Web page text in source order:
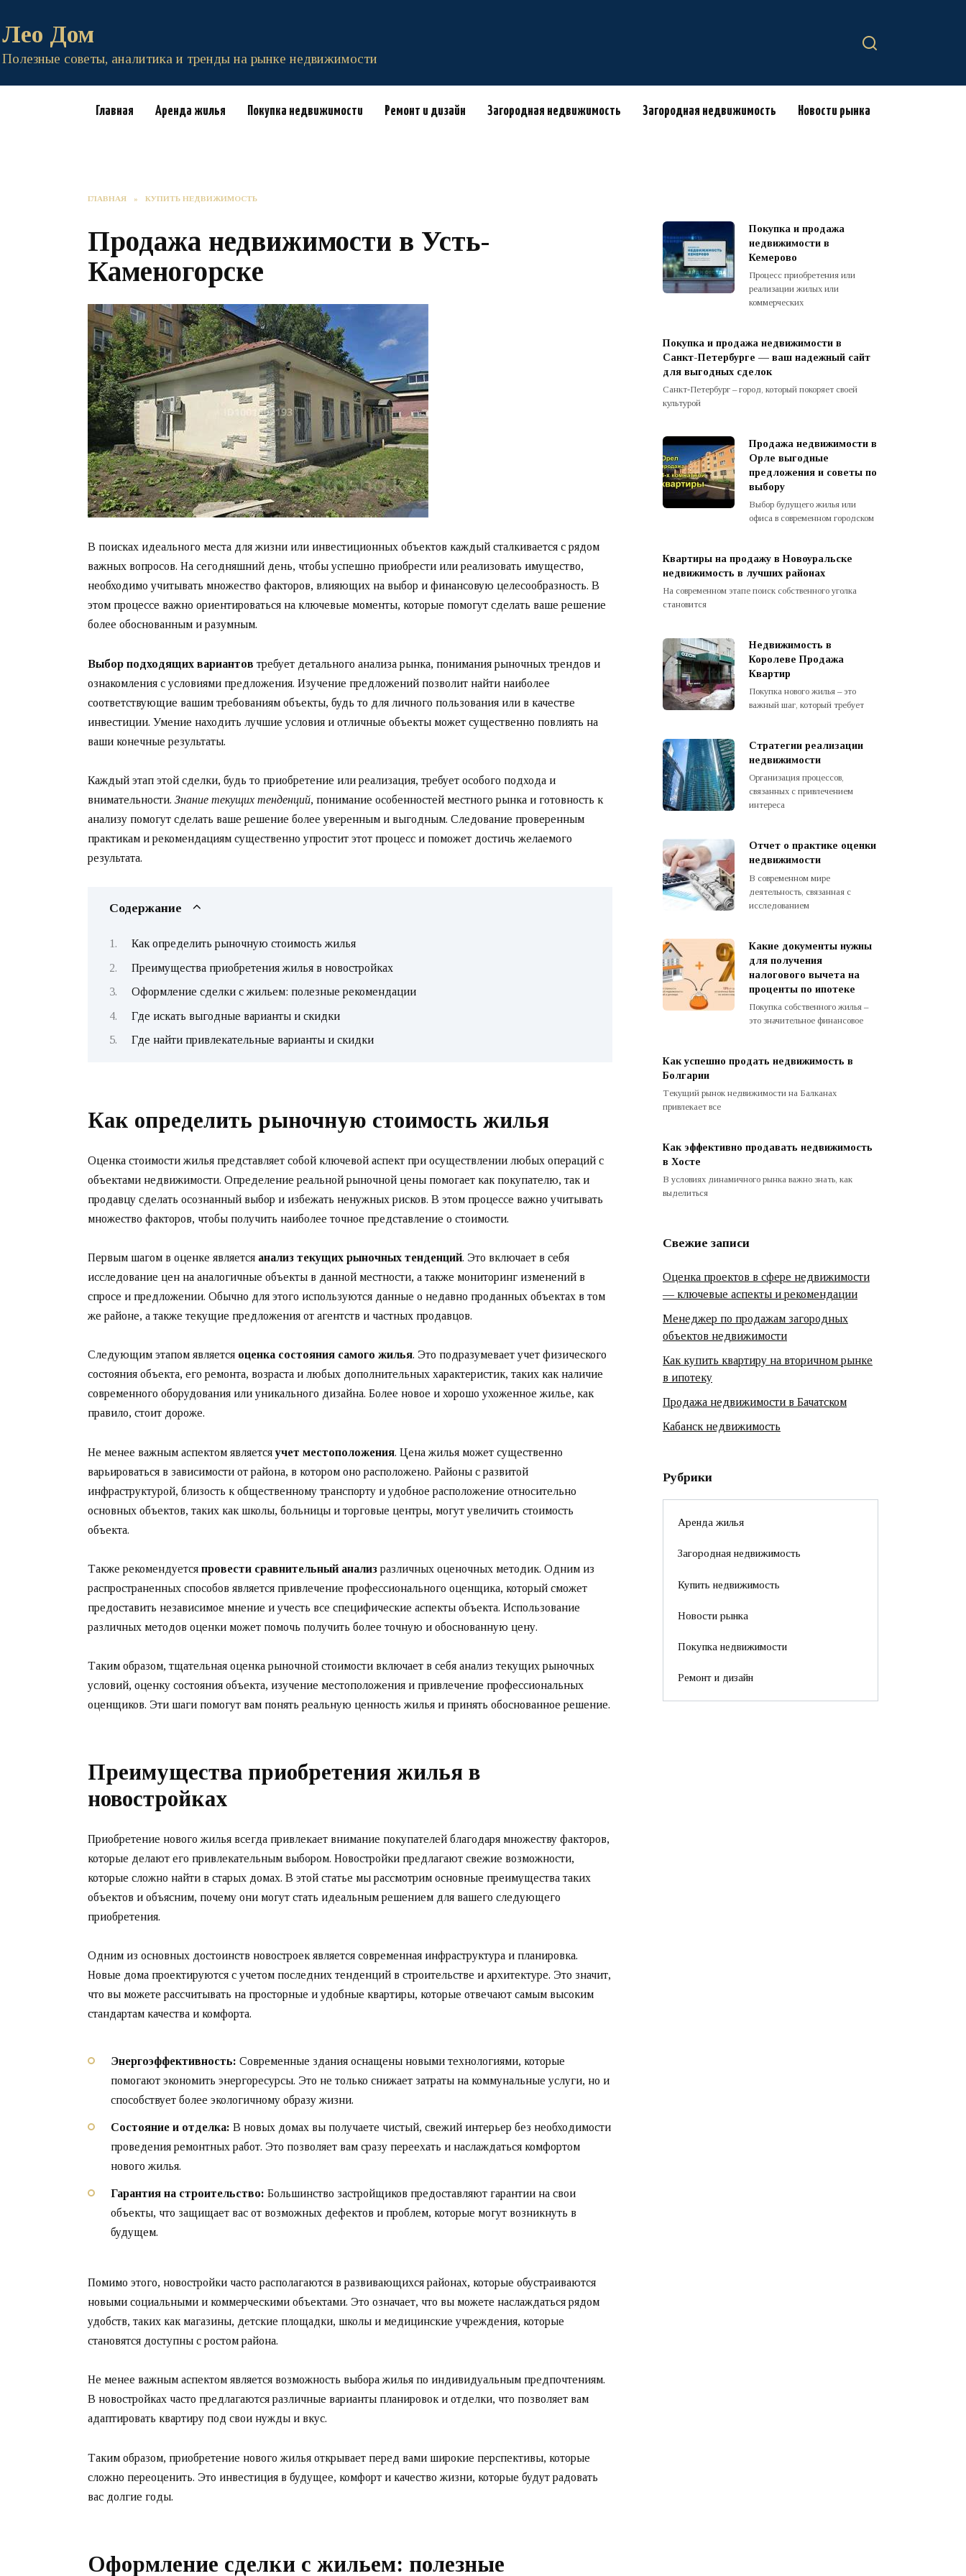
содержанию
Лео Дом
Полезные советы, аналитика и тренды на рынке недвижимости
Главная Аренда жилья Покупка недвижимости Ремонт и дизайн Загородная недвижимость Загородная недвижимость Новости рынка
ГЛАВНАЯ » КУПИТЬ НЕДВИЖИМОСТЬ
Продажа недвижимости в Усть-
Каменогорске
В поисках идеального места для жизни или инвестиционных объектов каждый сталкивается с рядом
важных вопросов. На сегодняшний день, чтобы успешно приобрести или реализовать имущество,
необходимо учитывать множество факторов, влияющих на выбор и финансовую целесообразность. В
этом процессе важно ориентироваться на ключевые моменты, которые помогут сделать ваше решение
более обоснованным и разумным.
Выбор подходящих вариантов требует детального анализа рынка, понимания рыночных трендов и
ознакомления с условиями предложения. Изучение предложений позволит найти наиболее
соответствующие вашим требованиям объекты, будь то для личного пользования или в качестве
инвестиции. Умение находить лучшие условия и отличные объекты может существенно повлиять на
ваши конечные результаты.
Каждый этап этой сделки, будь то приобретение или реализация, требует особого подхода и
внимательности. Знание текущих тенденций, понимание особенностей местного рынка и готовность к
анализу помогут сделать ваше решение более уверенным и выгодным. Следование проверенным
практикам и рекомендациям существенно упростит этот процесс и поможет достичь желаемого
результата.
Содержание
Как определить рыночную стоимость жилья
Преимущества приобретения жилья в новостройках
Оформление сделки с жильем: полезные рекомендации
Где искать выгодные варианты и скидки
Где найти привлекательные варианты и скидки
Как определить рыночную стоимость жилья
Оценка стоимости жилья представляет собой ключевой аспект при осуществлении любых операций с
объектами недвижимости. Определение реальной рыночной цены помогает как покупателю, так и
продавцу сделать осознанный выбор и избежать ненужных рисков. В этом процессе важно учитывать
множество факторов, чтобы получить наиболее точное представление о стоимости.
Первым шагом в оценке является анализ текущих рыночных тенденций. Это включает в себя
исследование цен на аналогичные объекты в данной местности, а также мониторинг изменений в
спросе и предложении. Обычно для этого используются данные о недавно проданных объектах в том
же районе, а также текущие предложения от агентств и частных продавцов.
Следующим этапом является оценка состояния самого жилья. Это подразумевает учет физического
состояния объекта, его ремонта, возраста и любых дополнительных характеристик, таких как наличие
современного оборудования или уникального дизайна. Более новое и хорошо ухоженное жилье, как
правило, стоит дороже.
Не менее важным аспектом являетсяучет местоположения. Цена жилья может существенно
варьироваться в зависимости от района, в котором оно расположено. Районы с развитой
инфраструктурой, близость к общественному транспорту и удобное расположение относительно
основных объектов, таких как школы, больницы и торговые центры, могут увеличить стоимость
объекта.
Также рекомендуется провести сравнительный анализ различных оценочных методик. Одним из
распространенных способов является привлечение профессионального оценщика, который сможет
предоставить независимое мнение и учесть все специфические аспекты объекта. Использование
различных методов оценки может помочь получить более точную и обоснованную цену.
Таким образом, тщательная оценка рыночной стоимости включает в себя анализ текущих рыночных
условий, оценку состояния объекта, изучение местоположения и привлечение профессиональных
оценщиков. Эти шаги помогут вам понять реальную ценность жилья и принять обоснованное решение.
Преимущества приобретения жилья в
новостройках
Приобретение нового жилья всегда привлекает внимание покупателей благодаря множеству факторов,
которые делают его привлекательным выбором. Новостройки предлагают свежие возможности,
которые сложно найти в старых домах. В этой статье мы рассмотрим основные преимущества таких
объектов и объясним, почему они могут стать идеальным решением для вашего следующего
приобретения.
Одним из основных достоинств новостроек является современная инфраструктура и планировка.
Новые дома проектируются с учетом последних тенденций в строительстве и архитектуре. Это значит,
что вы можете рассчитывать на просторные и удобные квартиры, которые отвечают самым высоким
стандартам качества и комфорта.
Энергоэффективность: Современные здания оснащены новыми технологиями, которые
помогают экономить энергоресурсы. Это не только снижает затраты на коммунальные услуги, но и
способствует более экологичному образу жизни.
Состояние и отделка: В новых домах вы получаете чистый, свежий интерьер без необходимости
проведения ремонтных работ. Это позволяет вам сразу переехать и наслаждаться комфортом
нового жилья.
Гарантия на строительство: Большинство застройщиков предоставляют гарантии на свои
объекты, что защищает вас от возможных дефектов и проблем, которые могут возникнуть в
будущем.
Помимо этого, новостройки часто располагаются в развивающихся районах, которые обустраиваются
новыми социальными и коммерческими объектами. Это означает, что вы можете наслаждаться рядом
удобств, таких как магазины, детские площадки, школы и медицинские учреждения, которые
становятся доступны с ростом района.
Не менее важным аспектом является возможность выбора жилья по индивидуальным предпочтениям.
В новостройках часто предлагаются различные варианты планировок и отделки, что позволяет вам
адаптировать квартиру под свои нужды и вкус.
Таким образом, приобретение нового жилья открывает перед вами широкие перспективы, которые
сложно переоценить. Это инвестиция в будущее, комфорт и качество жизни, которые будут радовать
вас долгие годы.
Оформление сделки с жильем: полезные
Покупка и продажа
недвижимости в
Кемерово
Процесс приобретения или
реализации жилых или
коммерческих
Покупка и продажа недвижимости в
Санкт-Петербурге — ваш надежный сайт
для выгодных сделок
Санкт-Петербург – город, который покоряет своей
культурой
Продажа недвижимости в
Орле выгодные
предложения и советы по
выбору
Выбор будущего жилья или
офиса в современном городском
Квартиры на продажу в Новоуральске
недвижимость в лучших районах
На современном этапе поиск собственного уголка
становится
Недвижимость в
Королеве Продажа
Квартир
Покупка нового жилья – это
важный шаг, который требует
Стратегии реализации
недвижимости
Организация процессов,
связанных с привлечением
интереса
Отчет о практике оценки
недвижимости
В современном мире
деятельность, связанная с
исследованием
Какие документы нужны
для получения
налогового вычета на
проценты по ипотеке
Покупка собственного жилья –
это значительное финансовое
Как успешно продать недвижимость в
Болгарии
Текущий рынок недвижимости на Балканах
привлекает все
Как эффективно продавать недвижимость
в Хосте
В условиях динамичного рынка важно знать, как
выделиться
Свежие записи
Оценка проектов в сфере недвижимости
— ключевые аспекты и рекомендации
Менеджер по продажам загородных
объектов недвижимости
Как купить квартиру на вторичном рынке
в ипотеку
Продажа недвижимости в Бачатском
Кабанск недвижимость
Рубрики
Аренда жилья
Загородная недвижимость
Купить недвижимость
Новости рынка
Покупка недвижимости
Ремонт и дизайн